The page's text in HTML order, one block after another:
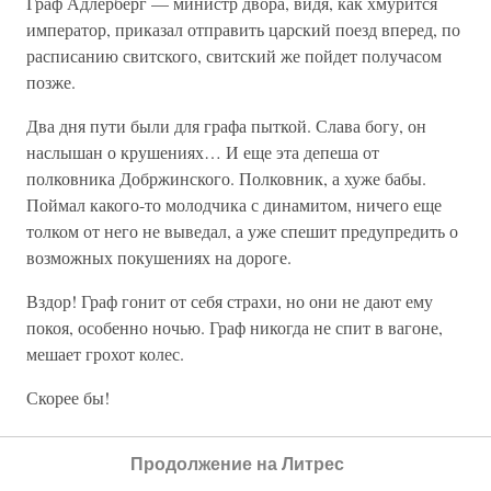
император, приказал отправить царский поезд вперед, по
расписанию свитского, свитский же пойдет получасом
позже.
Два дня пути были для графа пыткой. Слава богу, он
наслышан о крушениях… И еще эта депеша от
полковника Добржинского. Полковник, а хуже бабы.
Поймал какого-то молодчика с динамитом, ничего еще
толком от него не выведал, а уже спешит предупредить о
возможных покушениях на дороге.
Вздор! Граф гонит от себя страхи, но они не дают ему
покоя, особенно ночью. Граф никогда не спит в вагоне,
мешает грохот колес.
Скорее бы!
Ну, вот и Москва! На перроне сильнейшее «ура», гремят
оркестры. Император с дороги устал и сразу же отбыл во
Продолжение на Литрес